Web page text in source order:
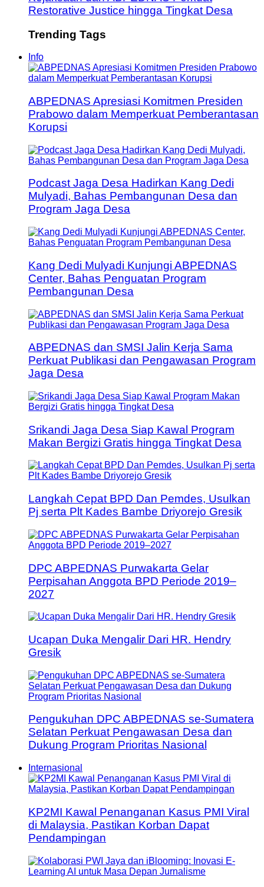
Restorative Justice hingga Tingkat Desa
Trending Tags
Info
ABPEDNAS Apresiasi Komitmen Presiden
Prabowo dalam Memperkuat Pemberantasan
Korupsi
Podcast Jaga Desa Hadirkan Kang Dedi
Mulyadi, Bahas Pembangunan Desa dan
Program Jaga Desa
Kang Dedi Mulyadi Kunjungi ABPEDNAS
Center, Bahas Penguatan Program
Pembangunan Desa
ABPEDNAS dan SMSI Jalin Kerja Sama
Perkuat Publikasi dan Pengawasan Program
Jaga Desa
Srikandi Jaga Desa Siap Kawal Program
Makan Bergizi Gratis hingga Tingkat Desa
Langkah Cepat BPD Dan Pemdes, Usulkan
Pj serta Plt Kades Bambe Driyorejo Gresik
DPC ABPEDNAS Purwakarta Gelar
Perpisahan Anggota BPD Periode 2019–
2027
Ucapan Duka Mengalir Dari HR. Hendry
Gresik
Pengukuhan DPC ABPEDNAS se-Sumatera
Selatan Perkuat Pengawasan Desa dan
Dukung Program Prioritas Nasional
Internasional
KP2MI Kawal Penanganan Kasus PMI Viral
di Malaysia, Pastikan Korban Dapat
Pendampingan